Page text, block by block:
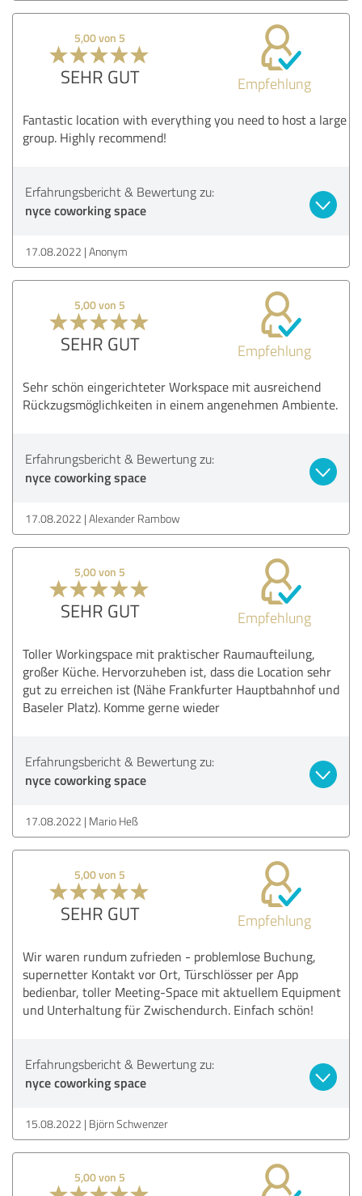
5,00 von 5
SEHR GUT Empfehlung
Fantastic location with everything you need to host a large
group. Highly recommend!
Erfahrungsbericht & Bewertung zu:
nyce coworking space
17.08.2022 Anonym
5,00 von 5
SEHR GUT Empfehlung
Sehr schön eingerichteter Workspace mit ausreichend
Rückzugsmöglichkeiten in einem angenehmen Ambiente.
Erfahrungsbericht & Bewertung zu:
nyce coworking space
17.08.2022 Alexander Rambow
5,00 von 5
SEHR GUT Empfehlung
Toller Workingspace mit praktischer Raumaufteilung,
großer Küche. Hervorzuheben ist, dass die Location sehr
gut zu erreichen ist (Nähe Frankfurter Hauptbahnhof und
Baseler Platz). Komme gerne wieder
Erfahrungsbericht & Bewertung zu:
nyce coworking space
17.08.2022 Mario Heß
5,00 von 5
SEHR GUT Empfehlung
Wir waren rundum zufrieden - problemlose Buchung,
supernetter Kontakt vor Ort, Türschlösser per App
bedienbar, toller Meeting-Space mit aktuellem Equipment
und Unterhaltung für Zwischendurch. Einfach schön!
Erfahrungsbericht & Bewertung zu:
nyce coworking space
15.08.2022 Björn Schwenzer
5,00 von 5